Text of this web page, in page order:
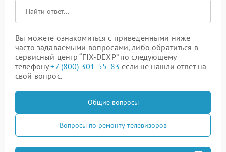
Вы можете ознакомиться с приведенными ниже
часто задаваемыми вопросами, либо обратиться в
сервисный центр “FIX-DEXP” по следующему
телефону+7 (800) 301-55-83 если не нашли ответ на
свой вопрос.
Общие вопросы
Вопросы по ремонту телевизоров